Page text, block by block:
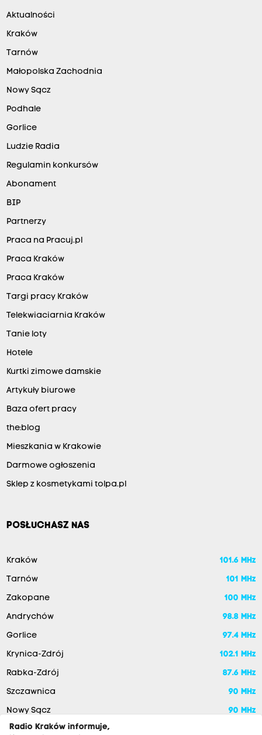
Aktualności
Kraków
Tarnów
Małopolska Zachodnia
Nowy Sącz
Podhale
Gorlice
Ludzie Radia
Regulamin konkursów
Abonament
BIP
Partnerzy
Praca na Pracuj.pl
Praca Kraków
Praca Kraków
Targi pracy Kraków
Telekwiaciarnia Kraków
Tanie loty
Hotele
Kurtki zimowe damskie
Artykuły biurowe
Baza ofert pracy
the:blog
Mieszkania w Krakowie
Darmowe ogłoszenia
Sklep z kosmetykami tolpa.pl
POSŁUCHASZ NAS
Kraków 101.6 MHz
Tarnów 101 MHz
Zakopane 100 MHz
Andrychów 98.8 MHz
Gorlice 97.4 MHz
Krynica-Zdrój 102.1 MHz
Rabka-Zdrój 87.6 MHz
Szczawnica 90 MHz
Nowy Sącz
90 MHz
Radio Kraków informuje,